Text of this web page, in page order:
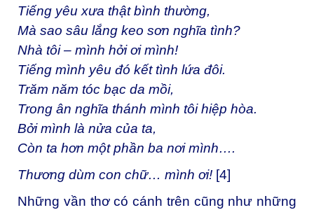
Tiếng yêu xưa thật bình thường,
Mà sao sâu lắng keo sơn nghĩa tình?
Nhà tôi – mình hởi ơi mình!
Tiếng mình yêu đó kết tình lứa đôi.
Trăm năm tóc bạc da mồi,
Trong ân nghĩa thánh mình tôi hiệp hòa.
Bởi mình là nửa của ta,
Còn ta hơn một phần ba nơi mình….
Thương dùm con chữ… mình ơi! [4]
Những vần thơ có cánh trên cũng như những